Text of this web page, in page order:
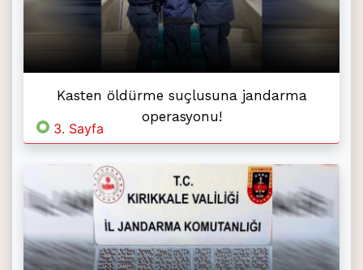
Kasten öldürme suçlusuna jandarma
operasyonu!
3. Sayfa